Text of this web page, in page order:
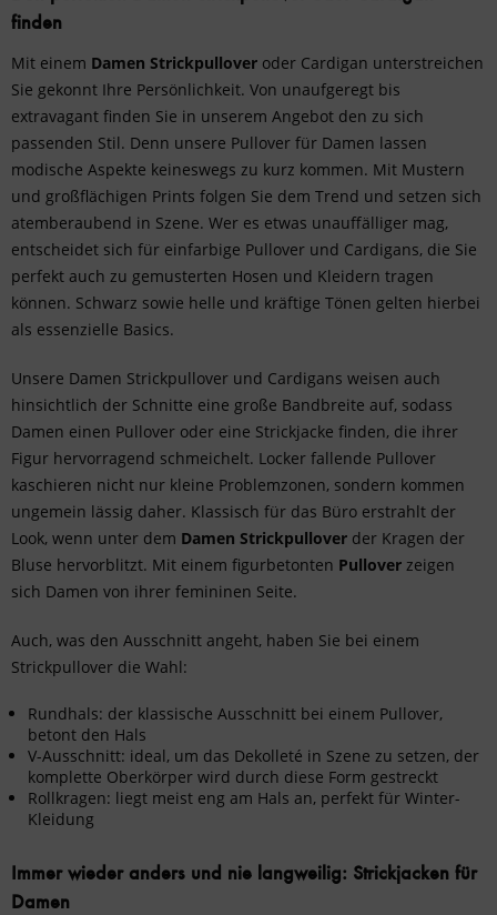
finden
Mit einem Damen Strickpullover oder Cardigan unterstreichen
Sie gekonnt Ihre Persönlichkeit. Von unaufgeregt bis
extravagant finden Sie in unserem Angebot den zu sich
passenden Stil. Denn unsere Pullover für Damen lassen
modische Aspekte keineswegs zu kurz kommen. Mit Mustern
und großflächigen Prints folgen Sie dem Trend und setzen sich
atemberaubend in Szene. Wer es etwas unauffälliger mag,
entscheidet sich für einfarbige Pullover und Cardigans, die Sie
perfekt auch zu gemusterten Hosen und Kleidern tragen
können. Schwarz sowie helle und kräftige Tönen gelten hierbei
als essenzielle Basics.
Unsere Damen Strickpullover und Cardigans weisen auch
hinsichtlich der Schnitte eine große Bandbreite auf, sodass
Damen einen Pullover oder eine Strickjacke finden, die ihrer
Figur hervorragend schmeichelt. Locker fallende Pullover
kaschieren nicht nur kleine Problemzonen, sondern kommen
ungemein lässig daher. Klassisch für das Büro erstrahlt der
Look, wenn unter dem Damen Strickpullover der Kragen der
Bluse hervorblitzt. Mit einem figurbetonten Pullover zeigen
sich Damen von ihrer femininen Seite.
Auch, was den Ausschnitt angeht, haben Sie bei einem
Strickpullover die Wahl:
Rundhals: der klassische Ausschnitt bei einem Pullover,
betont den Hals
V-Ausschnitt: ideal, um das Dekolleté in Szene zu setzen, der
komplette Oberkörper wird durch diese Form gestreckt
Rollkragen: liegt meist eng am Hals an, perfekt für Winter-
Kleidung
Immer wieder anders und nie langweilig: Strickjacken für
Damen